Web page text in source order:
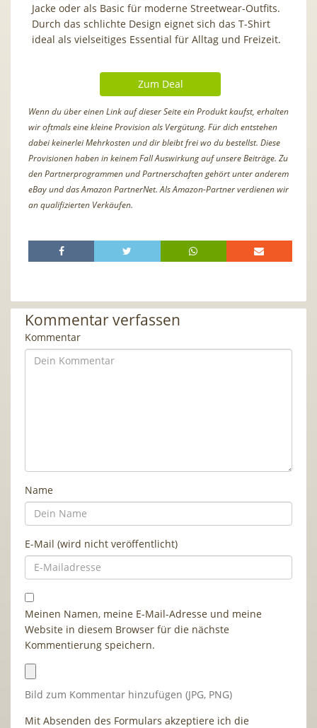
Jacke oder als Basic für moderne Streetwear-Outfits.
Durch das schlichte Design eignet sich das T-Shirt
ideal als vielseitiges Essential für Alltag und Freizeit.
Zum Deal
Wenn du über einen Link auf dieser Seite ein Produkt kaufst, erhalten
wir oftmals eine kleine Provision als Vergütung. Für dich entstehen
dabei keinerlei Mehrkosten und dir bleibt frei wo du bestellst. Diese
Provisionen haben in keinem Fall Auswirkung auf unsere Beiträge. Zu
den Partnerprogrammen und Partnerschaften gehört unter anderem
eBay und das Amazon PartnerNet. Als Amazon-Partner verdienen wir
an qualifizierten Verkäufen.
Kommentar verfassen
Kommentar
Name
E-Mail (wird nicht veröffentlicht)
Meinen Namen, meine E-Mail-Adresse und meine
Website in diesem Browser für die nächste
Kommentierung speichern.
Bild zum Kommentar hinzufügen (JPG, PNG)
Mit Absenden des Formulars akzeptiere ich die